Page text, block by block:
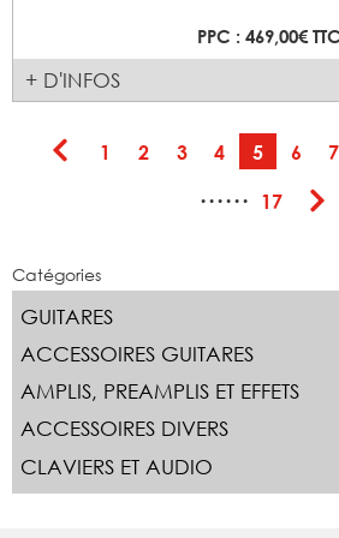
Catégories
GUITARES
ACCESSOIRES GUITARES
AMPLIS, PREAMPLIS ET EFFETS
ACCESSOIRES DIVERS
CLAVIERS ET AUDIO
PPC : 469,00€ TTC
+ D'INFOS
1 2 3 4 5 6 7
······ 17